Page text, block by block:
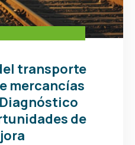
transporte
mercancías
de